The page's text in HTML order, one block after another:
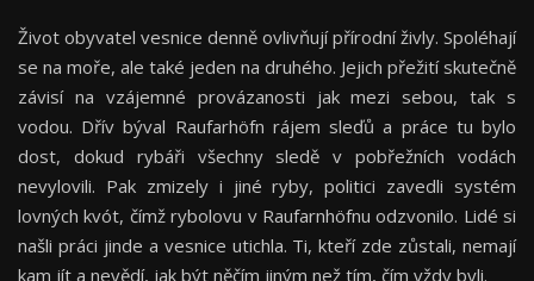
Život obyvatel vesnice denně ovlivňují přírodní živly. Spoléhají
se na moře, ale také jeden na druhého. Jejich přežití skutečně
závisí na vzájemné provázanosti jak mezi sebou, tak s
vodou. Dřív býval Raufarhöfn rájem sleďů a práce tu bylo
dost, dokud rybáři všechny sledě v pobřežních vodách
nevylovili. Pak zmizely i jiné ryby, politici zavedli systém
lovných kvót, čímž rybolovu v Raufarnhöfnu odzvonilo. Lidé si
našli práci jinde a vesnice utichla. Ti, kteří zde zůstali, nemají
kam jít a nevědí, jak být něčím jiným než tím, čím vždy byli.